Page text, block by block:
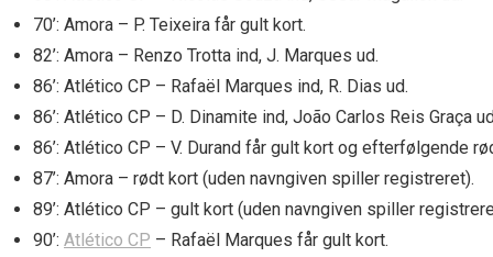
70’: Amora – P. Teixeira får gult kort.
82’: Amora – Renzo Trotta ind, J. Marques ud.
86’: Atlético CP – Rafaël Marques ind, R. Dias ud.
86’: Atlético CP – D. Dinamite ind, João Carlos Reis Graça
86’: Atlético CP – V. Durand får gult kort og efterfølgende
87’: Amora – rødt kort (uden navngiven spiller registreret).
89’: Atlético CP – gult kort (uden navngiven spiller
90’: Atlético CP – Rafaël Marques får gult kort.